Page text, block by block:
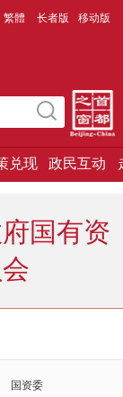
繁體 长者版 移动版
兑现 政民互动
国有资
国资委